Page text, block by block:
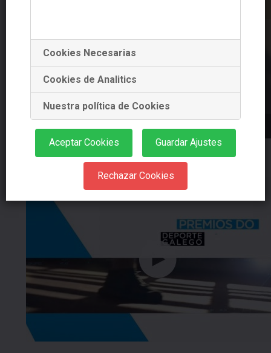
MAKING DESTINO SANTIAGO
Cookies Necesarias
Cookies de Analitics
Nuestra política de Cookies
Aceptar Cookies Guardar Ajustes
Rechazar Cookies